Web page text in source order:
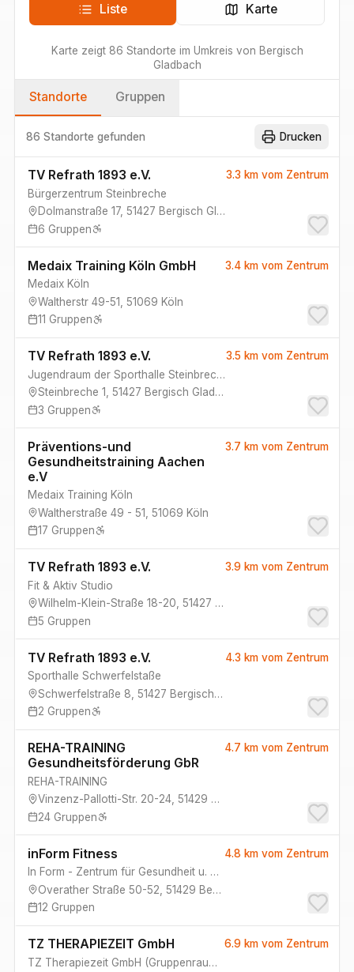
Liste Karte
Karte zeigt 86 Standorte im Umkreis von Bergisch
Gladbach
Standorte Gruppen
86 Standorte gefunden Drucken
TV Refrath 1893 e.V.
Bürgerzentrum Steinbreche
Dolmanstraße 17, 51427 Bergisch Gladbach
6 Gruppen
3.3 kmvom Zentrum
Medaix Training Köln GmbH
Medaix Köln
Waltherstr 49-51 51069 Köln
11 Gruppen
3.4 kmvom Zentrum
TV Refrath 1893 e.V.
Jugendraum der Sporthalle Steinbreche
Steinbreche 1
51427 Bergisch Gladbach
3 Gruppen
3.5 kmvom Zentrum
Präventions-und
Gesundheitstraining Aachen
e.V
Medaix Training Köln
Waltherstraße 49 - 51 51069 Köln
17 Gruppen
3.7 kmvom Zentrum
TV Refrath 1893 e.V.
Fit & Aktiv Studio
Wilhelm-Klein-Straße 18-20 51427 Bergisch Gladbach
5 Gruppen
3.9 kmvom Zentrum
TV Refrath 1893 e.V.
Sporthalle Schwerfelstaße
Schwerfelstraße 8 51427 Bergisch Gladbach
2 Gruppen
4.3 kmvom Zentrum
REHA-TRAINING
Gesundheitsförderung GbR
REHA-TRAINING
Vinzenz-Pallotti-Str. 20-24 51429 Bergisch-Gladbach
24 Gruppen
4.7 kmvom Zentrum
inForm Fitness
In Form - Zentrum für Gesundheit u. Fitness
Overather Straße 50-52 51429 Bergisch Gladbach
12 Gruppen
4.8 kmvom Zentrum
TZ THERAPIEZEIT GmbH
TZ Therapiezeit GmbH (Gruppenraum 1, Kursraum, Gruppenraum 2
6.9 kmvom Zentrum